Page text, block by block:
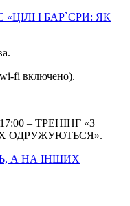
wi-fi включено).
– ТРЕНІНГ «З
ОДРУЖУЮТЬСЯ».